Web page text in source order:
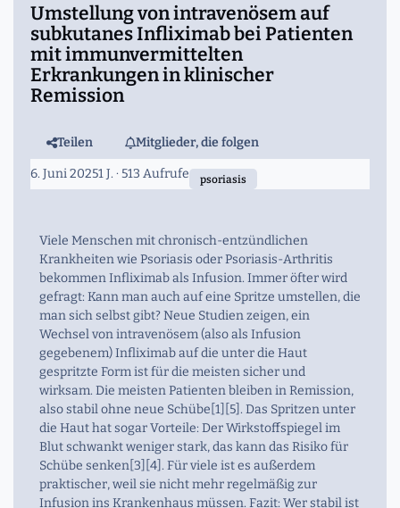
Umstellung von intravenösem auf
subkutanes Infliximab bei Patienten
mit immunvermittelten
Erkrankungen in klinischer
Remission
Teilen Mitglieder, die folgen
6. Juni 20251 J. · 513 Aufrufe psoriasis
Viele Menschen mit chronisch-entzündlichen
Krankheiten wie Psoriasis oder Psoriasis-Arthritis
bekommen Infliximab als Infusion. Immer öfter wird
gefragt: Kann man auch auf eine Spritze umstellen, die
man sich selbst gibt? Neue Studien zeigen, ein
Wechsel von intravenösem (also als Infusion
gegebenem) Infliximab auf die unter die Haut
gespritzte Form ist für die meisten sicher und
wirksam. Die meisten Patienten bleiben in Remission,
also stabil ohne neue Schübe[1][5]. Das Spritzen unter
die Haut hat sogar Vorteile: Der Wirkstoffspiegel im
Blut schwankt weniger stark, das kann das Risiko für
Schübe senken[3][4]. Für viele ist es außerdem
praktischer, weil sie nicht mehr regelmäßig zur
Infusion ins Krankenhaus müssen. Fazit: Wer stabil ist